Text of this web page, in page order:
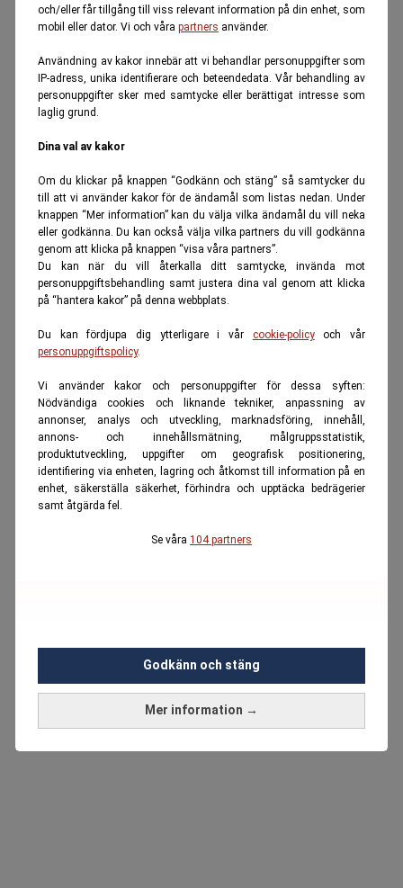
och/eller får tillgång till viss relevant information på din enhet, som
mobil eller dator. Vi och våra partners använder.
Användning av kakor innebär att vi behandlar personuppgifter som
IP-adress, unika identifierare och beteendedata. Vår behandling av
personuppgifter sker med samtycke eller berättigat intresse som
laglig grund.
Dina val av kakor
Om du klickar på knappen “Godkänn och stäng” så samtycker du
till att vi använder kakor för de ändamål som listas nedan. Under
knappen “Mer information” kan du välja vilka ändamål du vill neka
eller godkänna. Du kan också välja vilka partners du vill godkänna
genom att klicka på knappen “visa våra partners”.
Du kan när du vill återkalla ditt samtycke, invända mot
personuppgiftsbehandling samt justera dina val genom att klicka
på “hantera kakor” på denna webbplats.
Du kan fördjupa dig ytterligare i vår cookie-policyoch vår
personuppgiftspolicy.
Vi använder kakor och personuppgifter för dessa syften:
Nödvändiga cookies och liknande tekniker, anpassning av
annonser, analys och utveckling, marknadsföring, innehåll,
annons- och innehållsmätning, målgruppsstatistik,
produktutveckling, uppgifter om geografisk positionering,
identifiering via enheten, lagring och åtkomst till information på en
enhet, säkerställa säkerhet, förhindra och upptäcka bedrägerier
samt åtgärda fel.
Se våra 104 partners
Mer information →
Godkänn och stäng